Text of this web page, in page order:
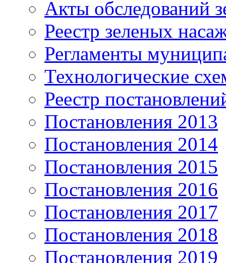
Акты обследований
Реестр зеленых
Регламенты
Технологические
Реестр
Постановления 2013
Постановления 2014
Постановления 2015
Постановления 2016
Постановления 2017
Постановления 2018
Постановления 2019